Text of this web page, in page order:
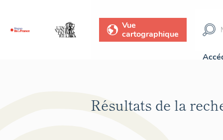
Vue
cartographique
Résultats de la